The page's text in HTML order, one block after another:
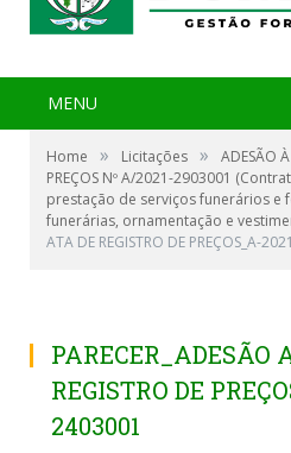
MENU
Home » Licitações »
ADESÃO
PREÇOS Nº A/2021-2903001
prestação de serviços funerários e
funerárias, ornamentação e
ATA DE REGISTRO DE PREÇOS_A-
PARECER_ADESÃO
REGISTRO DE
2403001